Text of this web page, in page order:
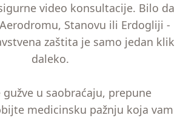
video konsultacije. Bilo da
Stanovu ili Erdogliji -
zaštita je samo jedan klik
daleko.
u saobraćaju, prepune
medicinsku pažnju koja vam